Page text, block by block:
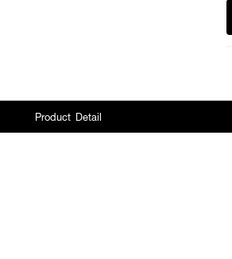
Product Detail